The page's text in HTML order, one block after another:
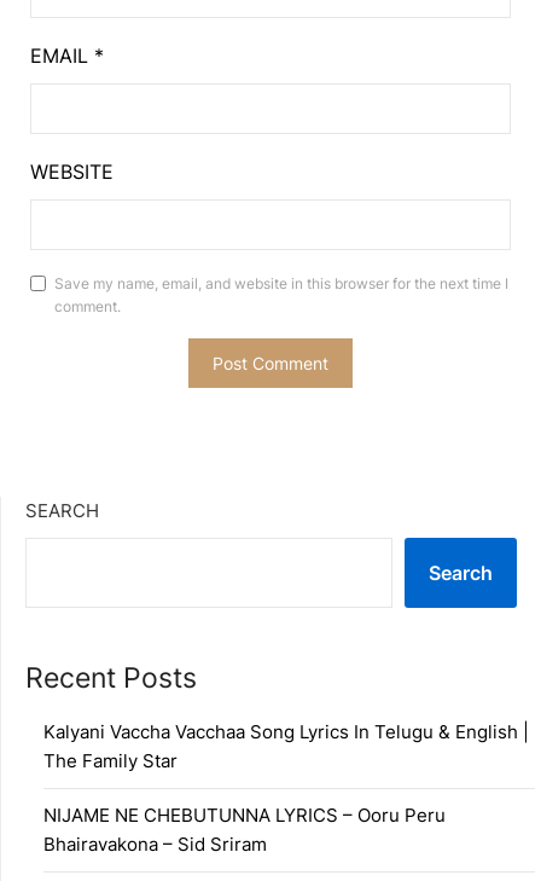
EMAIL *
WEBSITE
Save my name, email, and website in this browser for the next time I
comment.
SEARCH
Search
Recent Posts
Kalyani Vaccha Vacchaa Song Lyrics In Telugu & English |
The Family Star
NIJAME NE CHEBUTUNNA LYRICS – Ooru Peru
Bhairavakona – Sid Sriram